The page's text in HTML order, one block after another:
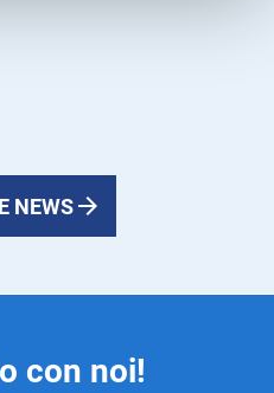
NEWS
con noi!